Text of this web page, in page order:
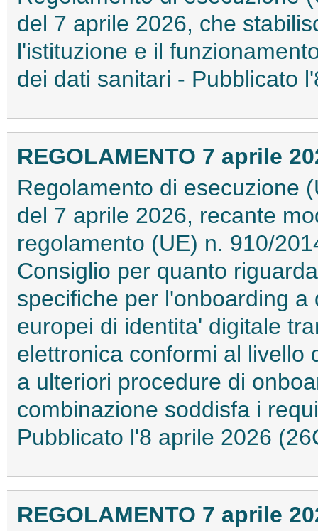
del 7 aprile 2026, che
l'istituzione e il
dei dati sanitari - Pubblicato
REGOLAMENTO 7 aprile
Regolamento di esecuzione
del 7 aprile 2026, recante
regolamento (UE) n. 910/
Consiglio per quanto
specifiche per l'onboarding
europei di identita' digitale
elettronica conformi al livello
a ulteriori procedure di
combinazione soddisfa i
Pubblicato l'8 aprile 2026
REGOLAMENTO 7 aprile